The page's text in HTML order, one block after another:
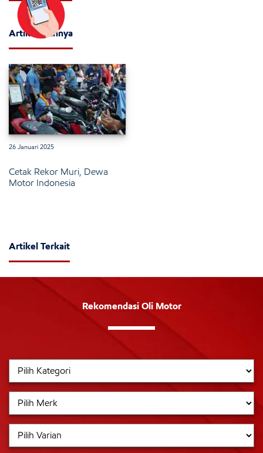
Artikel Lainnya
26 Januari 2025
Cetak Rekor Muri, Dewa
Motor Indonesia
Artikel Terkait
Rekomendasi Oli Motor